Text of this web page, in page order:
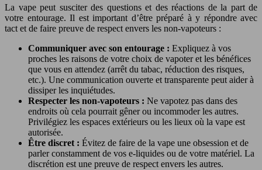
La vape peut susciter des questions et des réactions de la part de
votre entourage. Il est important d’être préparé à y répondre avec
tact et de faire preuve de respect envers les non-vapoteurs :
Communiquer avec son entourage : Expliquez à vos
proches les raisons de votre choix de vapoter et les bénéfices
que vous en attendez (arrêt du tabac, réduction des risques,
etc.). Une communication ouverte et transparente peut aider à
dissiper les inquiétudes.
Respecter les non-vapoteurs : Ne vapotez pas dans des
endroits où cela pourrait gêner ou incommoder les autres.
Privilégiez les espaces extérieurs ou les lieux où la vape est
autorisée.
Être discret : Évitez de faire de la vape une obsession et de
parler constamment de vos e-liquides ou de votre matériel. La
discrétion est une preuve de respect envers les autres.